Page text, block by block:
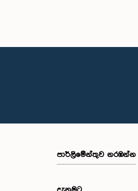
පාර්ලි‌මේන්තුව නරඹන්න